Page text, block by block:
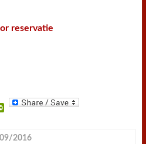
reservatie
P
n 2016